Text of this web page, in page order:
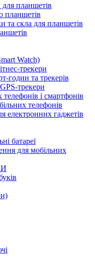
планшетів
планшетів
та скла для планшетів
Watch)
трекери
годин та трекерів
трекери
і смартфонів
телефонів
електронних гаджетів
батареї
для мобільних